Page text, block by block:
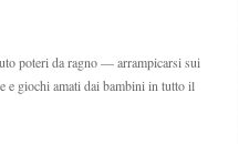
poteri da ragno — arrampicarsi sui
e giochi amati dai bambini in tutto il